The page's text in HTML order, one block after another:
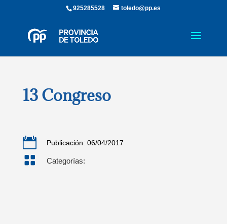
925285528 toledo@pp.es
13 Congreso
 Publicación: 06/04/2017
 Categorías: